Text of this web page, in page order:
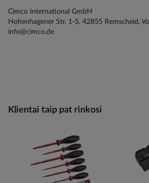
Cimco International GmbH
Hohenhagener Str. 1-5, 42855 Remscheid,
info@cimco.de
Klientai taip pat rinkosi